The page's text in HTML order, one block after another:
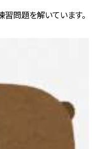
問題を解いています。